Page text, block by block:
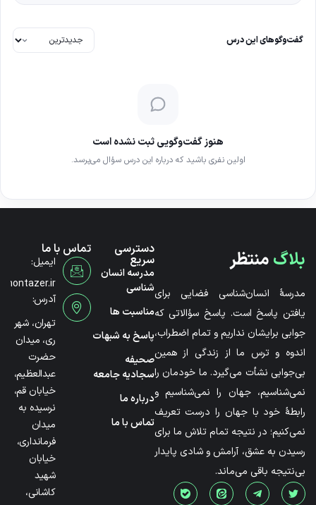
گفت‌وگوهای این درس
هنوز گفت‌وگویی ثبت نشده است
اولین نفری باشید که درباره این درس سؤال می‌پرسد.
بلاگمنتظر
مدرسۀ انسان‌شناسی فضایی برای
یافتن پاسخ است. پاسخ سؤالاتی که
جوابی برایشان نداریم و تمام اضطراب،
اندوه و ترس ما از زندگی از همین
بی‌جوابی نشأت می‌گیرد. ما خودمان را
نمی‌شناسیم، جهان را نمی‌شناسیم و
رابطۀ خود با جهان را درست تعریف
نمی‌کنیم؛ در نتیجه تمام تلاش ما برای
رسیدن به عشق، آرامش و شادی پایدار
بی‌نتیجه باقی می‌ماند.
دسترسی
سریع
مدرسه انسان
شناسی
مناسبت ها
پاسخ به شبهات
صحیفه
سجادیه جامعه
درباره ما
تماس با ما
تماس با ما
ایمیل:
آدرس:
تهران، شهر
ری، میدان
حضرت
عبدالعظیم،
خیابان قم،
نرسیده به
میدان
فرمانداری،
خیابان
شهید
کاشانی،